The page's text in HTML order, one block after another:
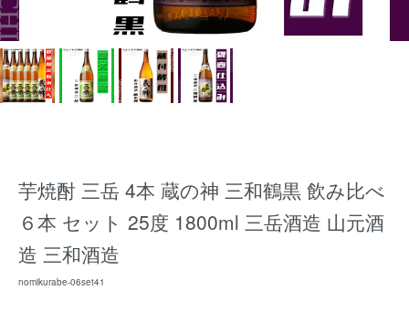
芋焼酎 三岳 4本 蔵の神 三和鶴黒 飲み比べ
６本 セット 25度 1800ml 三岳酒造 山元酒
造 三和酒造
nomikurabe-06set41